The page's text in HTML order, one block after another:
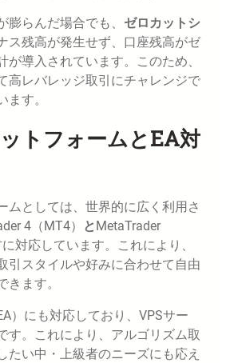
膨らんだ場合でも、 ゼロカットシ
ス残高が発生せず、口座残高がゼ
が導入されています。このため、
高レバレッジ取引にチャレンジで
ます。
トフォームとEA対
ムとしては、世界的に広く利用さ
4（MT4）
と MetaTrader
対応しています。これにより、
引スタイルや好みに合わせて自由
きます。
）にも対応しており、VPSサー
す。これにより、アルゴリズム取
たい中・上級者のニーズにも応え